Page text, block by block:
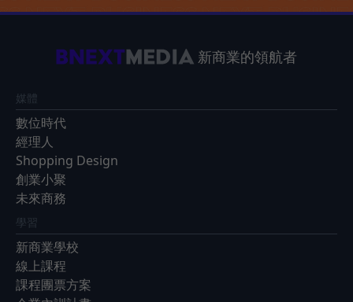
新商業的領航者
媒體
數位時代
經理人
Shopping Design
創業小聚
未來商務
學習
新商業學校
線上課程
課程團票方案